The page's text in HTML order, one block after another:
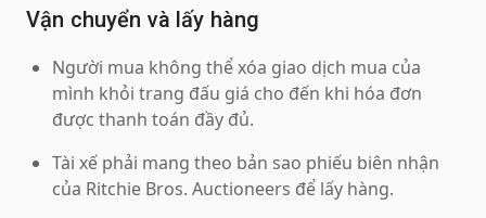
Vận chuyển và lấy hàng
Người mua không thể xóa giao dịch mua của
mình khỏi trang đấu giá cho đến khi hóa đơn
được thanh toán đầy đủ.
Tài xế phải mang theo bản sao phiếu biên nhận
của Ritchie Bros. Auctioneers để lấy hàng.